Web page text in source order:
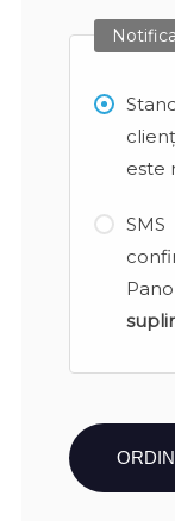
este
ORDIN